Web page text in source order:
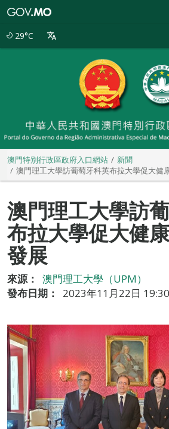
29°C
澳門特別行政區政府入口網站
新聞
澳門理工大學訪葡萄牙科英布拉大學促大健
澳門理工大學訪
布拉大學促大健
發展
來源：
澳門理工大學（UPM）
發布日期：
2023年11月22日 19:30